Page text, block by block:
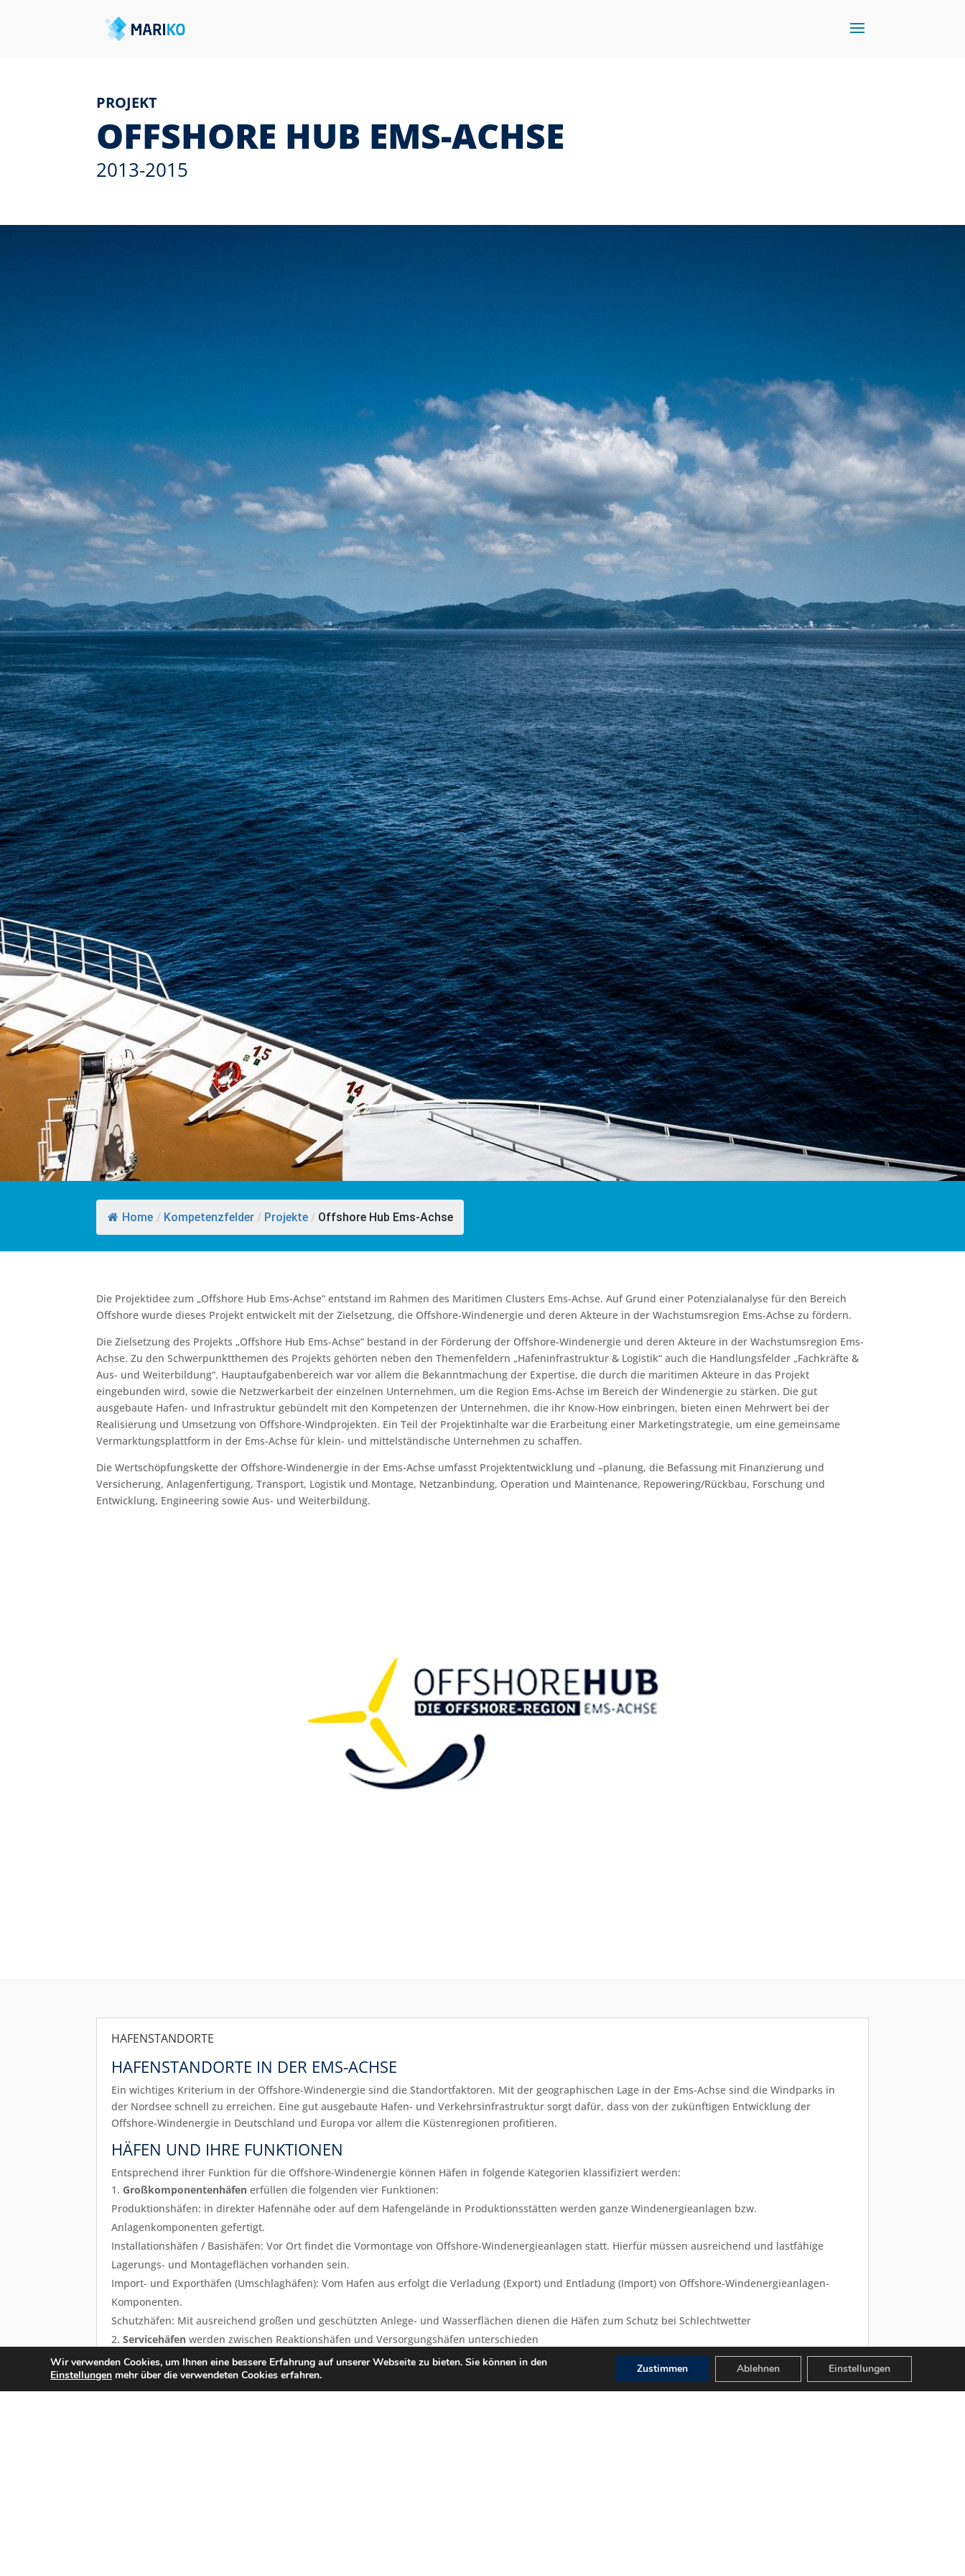
PROJEKT
OFF­SHORE HUB EMS-ACHSE
2013-2015
Home / Kompetenzfelder / Projekte / Off­shore Hub Ems-Achse
Die Projektidee zum „Offshore Hub Ems-Achse“ entstand im Rahmen des Maritimen Clusters Ems-Achse. Auf Grund einer Potenzialanalyse für den Bereich
Offshore wurde dieses Projekt entwickelt mit der Zielsetzung, die Offshore-Windenergie und deren Akteure in der Wachstumsregion Ems-Achse zu fördern.
Die Zielsetzung des Projekts „Offshore Hub Ems-Achse“ bestand in der Förderung der Offshore-Windenergie und deren Akteure in der Wachstumsregion Ems-
Achse. Zu den Schwerpunktthemen des Projekts gehörten neben den Themenfeldern „Hafeninfrastruktur & Logistik“ auch die Handlungsfelder „Fachkräfte &
Aus- und Weiterbildung“. Hauptaufgabenbereich war vor allem die Bekanntmachung der Expertise, die durch die maritimen Akteure in das Projekt
eingebunden wird, sowie die Netzwerkarbeit der einzelnen Unternehmen, um die Region Ems-Achse im Bereich der Windenergie zu stärken. Die gut
ausgebaute Hafen- und Infrastruktur gebündelt mit den Kompetenzen der Unternehmen, die ihr Know-How einbringen, bieten einen Mehrwert bei der
Realisierung und Umsetzung von Offshore-Windprojekten. Ein Teil der Projektinhalte war die Erarbeitung einer Marketingstrategie, um eine gemeinsame
Vermarktungsplattform in der Ems-Achse für klein- und mittelständische Unternehmen zu schaffen.
Die Wertschöpfungskette der Offshore-Windenergie in der Ems-Achse umfasst Projektentwicklung und –planung, die Befassung mit Finanzierung und
Versicherung, Anlagenfertigung, Transport, Logistik und Montage, Netzanbindung, Operation und Maintenance, Repowering/Rückbau, Forschung und
Entwicklung, Engineering sowie Aus- und Weiterbildung.
HAFENSTANDORTE
HAFENSTANDORTE IN DER EMS-ACHSE
Ein wichtiges Kriterium in der Offshore-Windenergie sind die Standortfaktoren. Mit der geographischen Lage in der Ems-Achse sind die Windparks in
der Nordsee schnell zu erreichen. Eine gut ausgebaute Hafen- und Verkehrsinfrastruktur sorgt dafür, dass von der zukünftigen Entwicklung der
Offshore-Windenergie in Deutschland und Europa vor allem die Küstenregionen profitieren.
HÄFEN UND IHRE FUNKTIONEN
Entsprechend ihrer Funktion für die Offshore-Windenergie können Häfen in folgende Kategorien klassifiziert werden:
Großkomponentenhäfen erfüllen die folgenden vier Funktionen:
Produktionshäfen: in direkter Hafennähe oder auf dem Hafengelände in Produktionsstätten werden ganze Windenergieanlagen bzw.
Anlagenkomponenten gefertigt.
Installationshäfen / Basishäfen: Vor Ort findet die Vormontage von Offshore-Windenergieanlagen statt. Hierfür müssen ausreichend und lastfähige
Lagerungs- und Montageflächen vorhanden sein.
Import- und Exporthäfen (Umschlaghäfen): Vom Hafen aus erfolgt die Verladung (Export) und Entladung (Import) von Offshore-Windenergieanlagen-
Komponenten.
Schutzhäfen: Mit ausreichend großen und geschützten Anlege- und Wasserflächen dienen die Häfen zum Schutz bei Schlechtwetter
Servicehäfen werden zwischen Reaktionshäfen und Versorgungshäfen unterschieden
Reaktionshäfen dienen als Ausgangspunkt für kurzfristige anfallende Reparaturarbeiten an den Offshore-Windparks. Wesentlich ist dabei die Nähe zu
den Offshore-Windparks.
Versorgungshäfen: Von hier aus werden sowohl Reaktionshäfen als auch die Offshore-Windparks versorgt. Die Häfen verfügen über eine entsprechend
Wir verwenden Cookies, um Ihnen eine bessere Erfahrung auf unserer Webseite zu bieten. Sie können in den
Einstellungen mehr über die verwendeten Cookies erfahren. Zustimmen Ablehnen Einstellungen